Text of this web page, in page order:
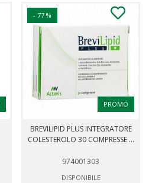
- 77 %
PROMO
BREVILIPID PLUS INTEGRATORE
COLESTEROLO 30 COMPRESSE ...
974001303
DISPONIBILE